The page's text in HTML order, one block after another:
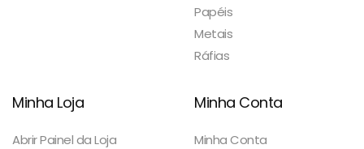
Papéis
Metais
Ráfias
Minha Loja
Abrir Painel da Loja
Minha Conta
Minha Conta